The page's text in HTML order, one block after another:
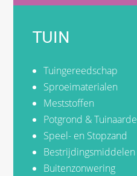
TUIN
Tuingereedschap
Sproeimaterialen
Meststoffen
Potgrond & Tuinaarde
Speel- en Stopzand
Bestrijdingsmiddelen
Buitenzonwering